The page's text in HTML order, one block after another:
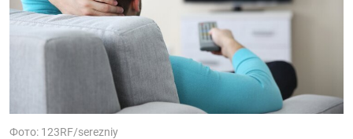
Фото: 123RF/serezniy